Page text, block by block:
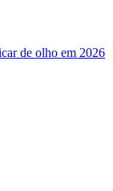
de olho em 2026